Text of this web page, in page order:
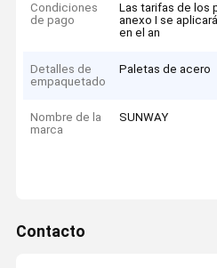
Condiciones
de pago
Las tarifas de los
anexo I se
en el an
Detalles de
empaquetado
Paletas de acero
Nombre de la
marca
SUNWAY
Contacto